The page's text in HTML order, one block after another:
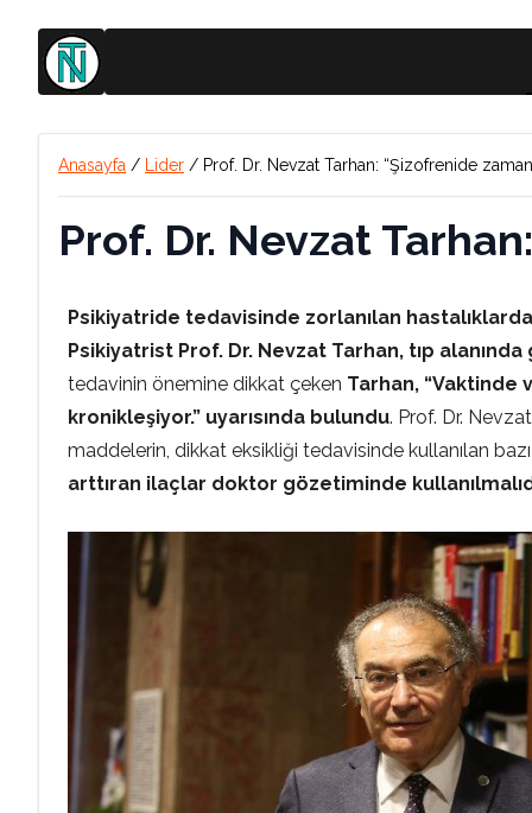
Anasayfa / Lider / Prof. Dr. Nevzat Tarhan: “Şizofrenide
Prof. Dr. Nevzat
Psikiyatride tedavisinde zorlanılan
Psikiyatrist Prof. Dr. Nevzat Tarhan, tıp
tedavinin önemine dikkat çeken Tarhan, “Vaktinde
kronikleşiyor.” uyarısında bulundu. Prof. Dr.
maddelerin, dikkat eksikliği tedavisinde kullanılan
arttıran ilaçlar doktor gözetiminde